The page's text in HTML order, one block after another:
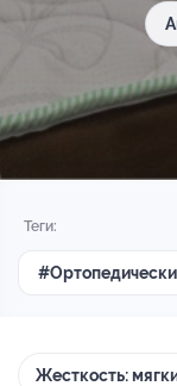
Теги:
Жесткость: